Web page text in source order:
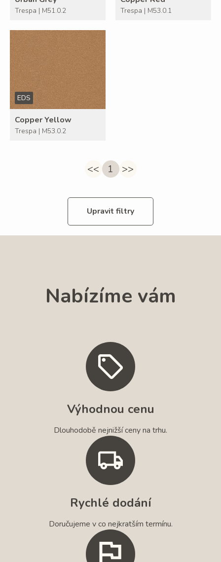
Trespa | M51.0.2 Trespa | M53.0.1
EDS
Copper Yellow
Trespa | M53.0.2
<< 1 >>
Upravit filtry
Nabízíme vám
Výhodnou cenu
Dlouhodobě nejnižší ceny na trhu.
Rychlé dodání
Doručujeme v co nejkratším termínu.